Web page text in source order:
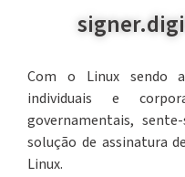
Com o Linux sendo
individuais e
governamentais,
solução de assinatura
Linux.